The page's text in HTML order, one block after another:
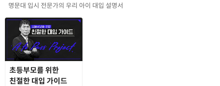
명문대 입시 전문가의 우리 아이 대입 설명서
초등부모를 위한
친절한 대입 가이드